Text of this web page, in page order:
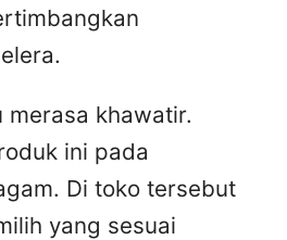
merasa khawatir.
ini pada
Di toko tersebut
yang sesuai